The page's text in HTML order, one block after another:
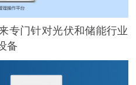
专门针对光伏和储能行业
备